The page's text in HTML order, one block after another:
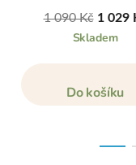
1 090 Kč 1 029
Skladem
Do košíku